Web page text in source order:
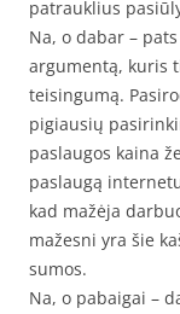
patrauklius
Na, o dabar –
argumentą, kuris
teisingumą.
pigiausių
paslaugos kaina
paslaugą
kad mažėja
mažesni yra šie
sumos.
Na, o pabaigai –